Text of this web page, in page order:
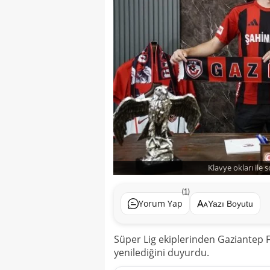
Klavye okları ile
Yorum Yap
(1)
Yazı Boyutu
Süper Lig ekiplerinden Gaziantep
yenilediğini duyurdu.